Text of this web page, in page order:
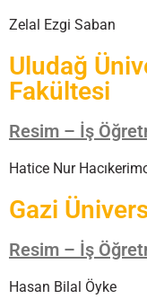
Zelal Ezgi Saban
Uludağ
Fakültesi
Resim – İş
Hatice Nur
Gazi
Resim – İş
Hasan Bilal Öyke